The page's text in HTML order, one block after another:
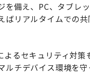
備え、PC、タブレ
ばリアルタイムでの
るセキュリティ対策
チデバイス環境を守